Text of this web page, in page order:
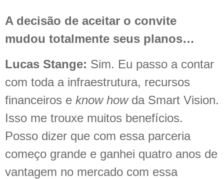
A decisão de aceitar o convite
mudou totalmente seus planos…
Lucas Stange: Sim. Eu passo a contar
com toda a infraestrutura, recursos
financeiros e know howda Smart Vision.
Isso me trouxe muitos benefícios.
Posso dizer que com essa parceria
começo grande e ganhei quatro anos de
vantagem no mercado com essa